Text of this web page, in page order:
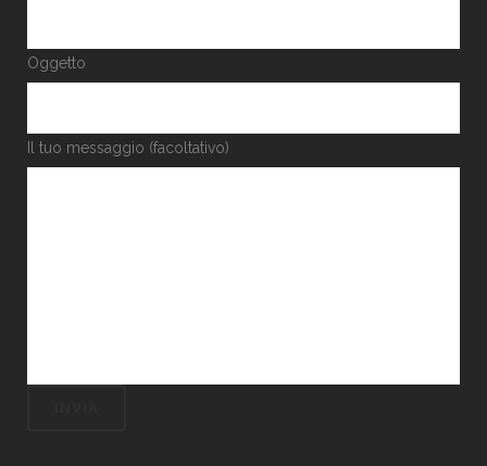
Oggetto
Il tuo messaggio (facoltativo)